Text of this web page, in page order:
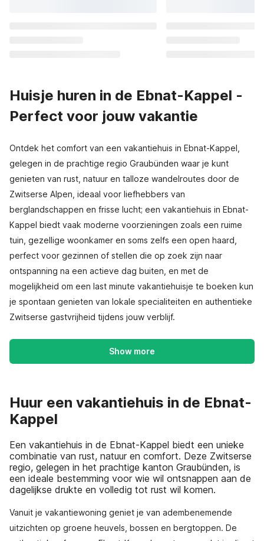
Huisje huren in de Ebnat-Kappel -
Perfect voor jouw vakantie
Ontdek het comfort van een vakantiehuis in Ebnat-Kappel,
gelegen in de prachtige regio Graubünden waar je kunt
genieten van rust, natuur en talloze wandelroutes door de
Zwitserse Alpen, ideaal voor liefhebbers van
berglandschappen en frisse lucht; een vakantiehuis in Ebnat-
Kappel biedt vaak moderne voorzieningen zoals een ruime
tuin, gezellige woonkamer en soms zelfs een open haard,
perfect voor gezinnen of stellen die op zoek zijn naar
ontspanning na een actieve dag buiten, en met de
mogelijkheid om een last minute vakantiehuisje te boeken kun
je spontaan genieten van lokale specialiteiten en authentieke
Zwitserse gastvrijheid tijdens jouw verblijf.
Show more
Huur een vakantiehuis in de Ebnat-
Kappel
Een vakantiehuis in de Ebnat-Kappel biedt een unieke
combinatie van rust, natuur en comfort. Deze Zwitserse
regio, gelegen in het prachtige kanton Graubünden, is
een ideale bestemming voor wie wil ontsnappen aan de
dagelijkse drukte en volledig tot rust wil komen.
Vanuit je vakantiewoning geniet je van adembenemende
uitzichten op groene heuvels, bossen en bergtoppen. De